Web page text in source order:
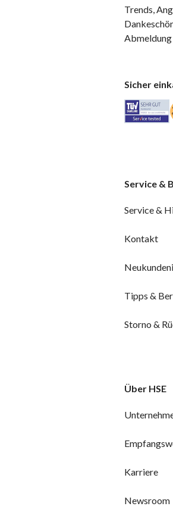
Trends,
Sicher
Service &
Service &
Kontakt
Tipps &
Storno &
Über HSE
Karriere
Newsroom